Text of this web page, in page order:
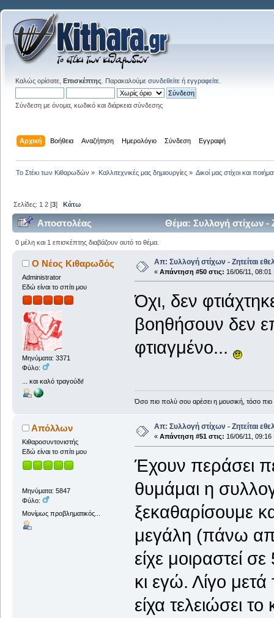
Καλώς ορίσατε, Επισκέπτης . Παρακαλούμε συνδεθείτε ή εγγραφείτε
Σύνδεση με όνομα, κωδικό και διάρκεια σύνδεσης
Αρχική Βοήθεια Αναζήτηση Ημερολόγιο Σύνδεση Εγγραφή
Το Στέκι των Κιθαρωδών » Καλλιτεχνικές μας δημιουργίες» Δικοί μας στίχοι και
Σελίδες: 1 2 [3]Κάτω
Αποστολέας Θέμα: Συλλογή στίχων -
0 μέλη και 1 επισκέπτης διαβάζουν αυτό το θέμα.
Ο Νέος Κιθαρωδός
Administrator
Εδώ είναι το σπίτι μου
Μηνύματα: 3371
Φύλο:
... και καλό τραγούδι!
Απ: Συλλογή στίχων - Ζητείται
« Απάντηση #50 στις: 16/06/11, 08:01
Όχι, δεν
βοηθήσουν δεν
φτιαγμένο...
Όσο πιο πολύ σου αρέσει η μουσική, τόσο
Απόλλων
Κιθαροσυντονιστής
Εδώ είναι το σπίτι μου
Μηνύματα: 5847
Φύλο:
Μονίμως προβληματικός...
Απ: Συλλογή στίχων - Ζητείται
« Απάντηση #51 στις: 16/06/11, 09:16
Έχουν περάσει
θυμάμαι η
ξεκαθαρίσουμε
μεγάλη (πάνω
είχε μοιραστεί
κι εγώ. Λίγο
είχα τελειώσει